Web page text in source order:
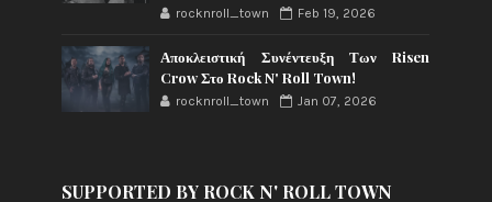
rocknroll_town Feb 19, 2026
Αποκλειστική Συνέντευξη Των Risen
Crow Στο Rock N' Roll Town!
rocknroll_town Jan 07, 2026
SUPPORTED BY ROCK N' ROLL TOWN